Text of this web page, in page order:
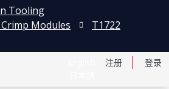
注册 登录
Tooling
Modules
T1722